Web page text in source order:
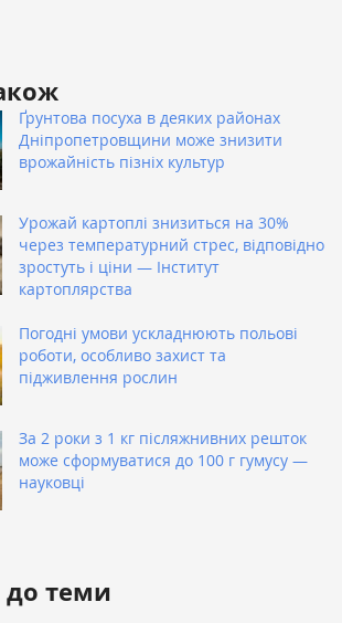
Ґрунтова посуха в деяких районах
Дніпропетровщини може знизити
врожайність пізніх культур
Урожай картоплі знизиться на 30%
через температурний стрес, відповідно
зростуть і ціни — Інститут
картоплярства
Погодні умови ускладнюють польові
роботи, особливо захист та
підживлення рослин
За 2 роки з 1 кг післяжнивних решток
може сформуватися до 100 г гумусу —
науковці
до теми